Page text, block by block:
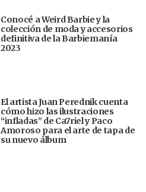
Conocé a Weird Barbie y la
colección de moda y accesorios
definitiva de la Barbiemanía
2023
El artista Juan Perednik cuenta
cómo hizo las ilustraciones
“infladas” de Ca7riel y Paco
Amoroso para el arte de tapa de
su nuevo álbum